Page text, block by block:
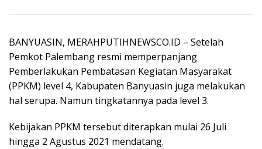
BANYUASIN, MERAHPUTIHNEWSCO.ID – Setelah
Pemkot Palembang resmi memperpanjang
Pemberlakukan Pembatasan Kegiatan Masyarakat
(PPKM) level 4, Kabupaten Banyuasin juga melakukan
hal serupa. Namun tingkatannya pada level 3.
Kebijakan PPKM tersebut diterapkan mulai 26 Juli
hingga 2 Agustus 2021 mendatang.